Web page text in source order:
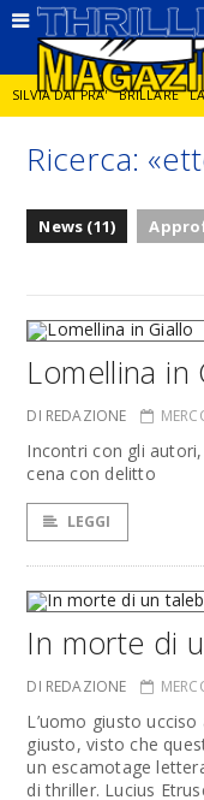
SILVIA DAI PRA' BRILLARE
JORGE DIAZ LA SPIA
Ricerca:
News (11)
Lomellina in
DI REDAZIONE
Incontri con gli
cena con delitto
LEGGI
In morte di
DI REDAZIONE
L’uomo giusto
giusto, visto che
un escamotage
di thriller. Lucius